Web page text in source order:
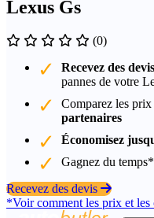
Lexus Gs
(0)
Recevez des devis
pannes de votre
Comparez les
partenaires
Économisez
Gagnez du
Recevez des devis
*Voir comment les prix et les